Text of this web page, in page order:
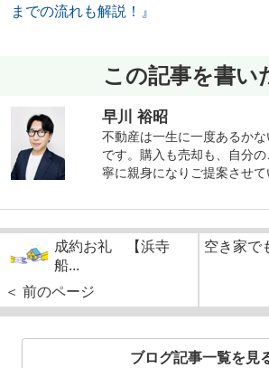
までの流れも解説！』
この記事を書い
早川 裕昭
不動産は一生に一度あるか
です。購入も売却も、自分
寧に親身になりご提案させて
成約お礼 【浜寺
船...
＜ 前のページ
空き家で
ブログ記事一覧を見